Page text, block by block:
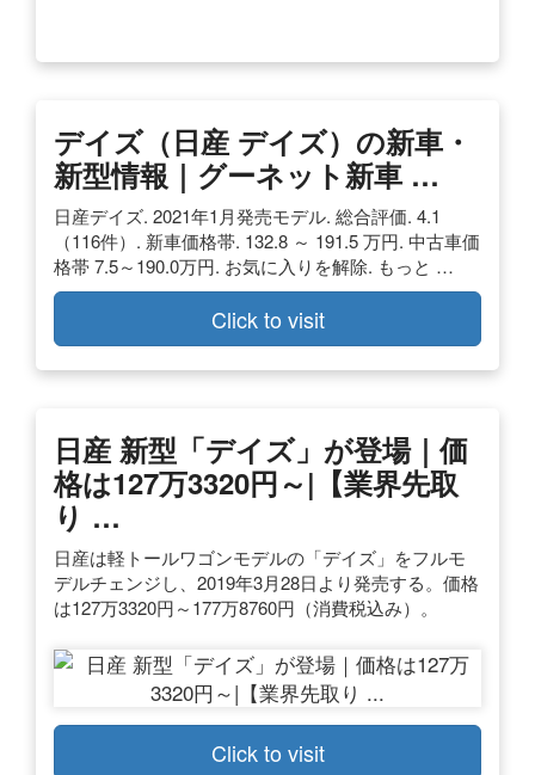
デイズ（日産 デイズ）の新車・
新型情報｜グーネット新車 …
日産デイズ. 2021年1月発売モデル. 総合評価. 4.1
（116件）. 新車価格帯. 132.8 ～ 191.5 万円. 中古車価
格帯 7.5～190.0万円. お気に入りを解除. もっと …
Click to visit
日産 新型「デイズ」が登場｜価
格は127万3320円～|【業界先取
り …
日産は軽トールワゴンモデルの「デイズ」をフルモ
デルチェンジし、2019年3月28日より発売する。価格
は127万3320円～177万8760円（消費税込み）。
Click to visit